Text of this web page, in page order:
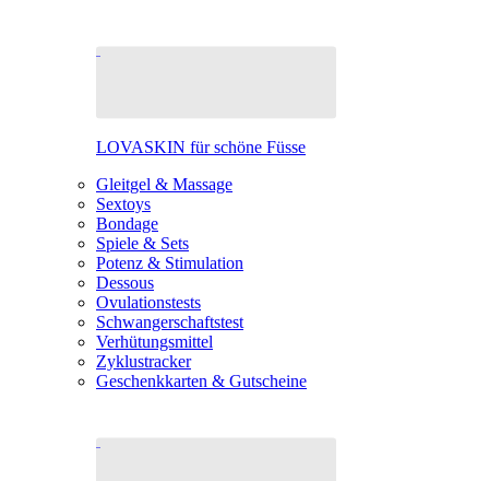
LOVASKIN für schöne Füsse
Gleitgel & Massage
Sextoys
Bondage
Spiele & Sets
Potenz & Stimulation
Dessous
Ovulationstests
Schwangerschaftstest
Verhütungsmittel
Zyklustracker
Geschenkkarten & Gutscheine